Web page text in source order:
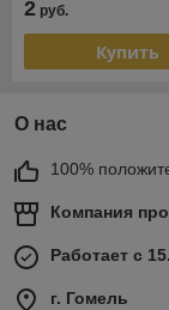
2 руб.
Купить
О нас
100%
Компания
Работает с
г. Гомель